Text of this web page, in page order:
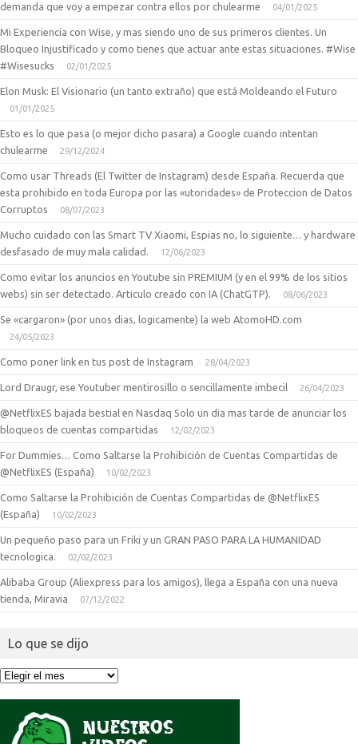
demanda que voy a empezar contra ellos por chulearme
04/01/2025
Mi Experiencia con Wise, y mas siendo uno de sus primeros clientes. Un
Bloqueo Injustificado y como tienes que actuar ante estas situaciones. #Wise
#Wisesucks
02/01/2025
Elon Musk: El Visionario (un tanto extraño) que está Moldeando el Futuro
01/01/2025
Esto es lo que pasa (o mejor dicho pasara) a Google cuando intentan
chulearme
29/12/2024
Como usar Threads (El Twitter de Instagram) desde España. Recuerda que
esta prohibido en toda Europa por las «utoridades» de Proteccion de Datos
Corruptos
08/07/2023
Mucho cuidado con las Smart TV Xiaomi, Espias no, lo siguiente… y hardware
desfasado de muy mala calidad.
12/06/2023
Como evitar los anuncios en Youtube sin PREMIUM (y en el 99% de los sitios
webs) sin ser detectado. Articulo creado con IA (ChatGTP).
08/06/2023
Se «cargaron» (por unos dias, logicamente) la web AtomoHD.com
24/05/2023
Como poner link en tus post de Instagram 28/04/2023
Lord Draugr, ese Youtuber mentirosillo o sencillamente imbecil 26/04/2023
@NetflixES bajada bestial en Nasdaq Solo un dia mas tarde de anunciar los
bloqueos de cuentas compartidas
12/02/2023
For Dummies… Como Saltarse la Prohibición de Cuentas Compartidas de
@NetflixES (España)
10/02/2023
Como Saltarse la Prohibición de Cuentas Compartidas de @NetflixES
(España)
10/02/2023
Un pequeño paso para un Friki y un GRAN PASO PARA LA HUMANIDAD
tecnologica.
02/02/2023
Alibaba Group (Aliexpress para los amigos), llega a España con una nueva
tienda, Miravia
07/12/2022
Lo que se dijo
Lo